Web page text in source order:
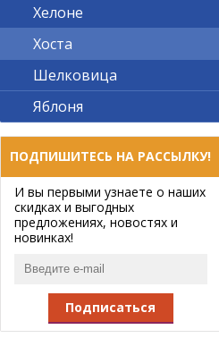
Хелоне
Хоста
Шелковица
Яблоня
ПОДПИШИТЕСЬ НА РАССЫЛКУ!
И вы первыми узнаете о наших
скидках и выгодных
предложениях, новостях и
новинках!
Подписаться